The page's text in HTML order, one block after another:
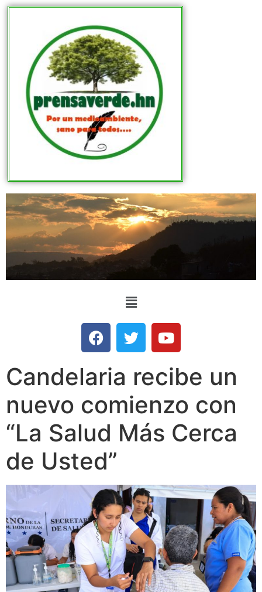
Candelaria recibe un
nuevo comienzo con
“La Salud Más Cerca
de Usted”